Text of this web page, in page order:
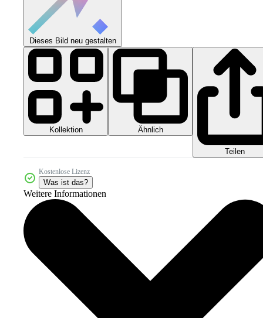
Dieses Bild neu gestalten
Kollektion Ähnlich
Teilen
Kostenlose Lizenz
Was ist das?
Weitere Informationen